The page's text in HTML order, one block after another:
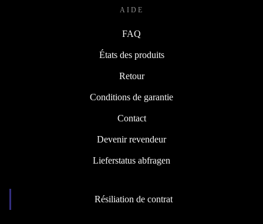
AIDE
FAQ
États des produits
Retour
Conditions de garantie
Contact
Devenir revendeur
Lieferstatus abfragen
Résiliation de contrat